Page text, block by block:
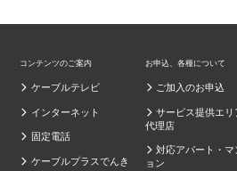
コンテンツのご案内
ケーブルテレビ
インターネット
固定電話
ケーブルプラスでんき
お申込、各種について
ご加入のお申込
サービス提供エリ
代理店
対応アパート・マ
ョン